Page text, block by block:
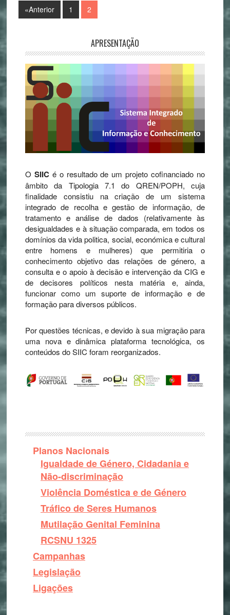
«Anterior 1 2
APRESENTAÇÃO
O SIICé o resultado de um projeto cofinanciado no
âmbito da Tipologia 7.1 do QREN/POPH, cuja
finalidade consistiu na criação de um sistema
integrado de recolha e gestão de informação, de
tratamento e análise de dados (relativamente às
desigualdades e à situação comparada, em todos os
domínios da vida politica, social, económica e cultural
entre homens e mulheres) que permitiria o
conhecimento objetivo das relações de género, a
consulta e o apoio à decisão e intervenção da CIG e
de decisores políticos nesta matéria e, ainda,
funcionar como um suporte de informação e de
formação para diversos públicos.
Por questões técnicas, e devido à sua migração para
uma nova e dinâmica plataforma tecnológica, os
conteúdos do SIIC foram reorganizados.
Planos Nacionais
Igualdade de Género, Cidadania e
Não-discriminação
Violência Doméstica e de Género
Tráfico de Seres Humanos
Mutilação Genital Feminina
RCSNU 1325
Campanhas
Legislação
Ligações